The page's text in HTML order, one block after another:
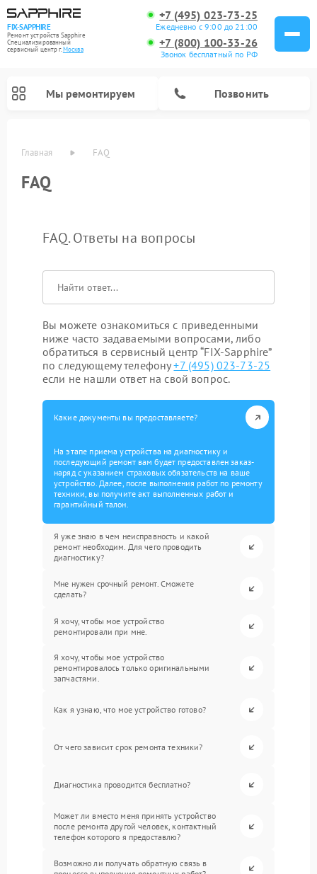
FIX-SAPPHIRE
Ремонт устройств Sapphire
Специализированный
cервисный центр г.Москва
+7 (495) 023-73-25
Ежедневно с 9:00 до 21:00
+7 (800) 100-33-26
Звонок бесплатный по РФ
Мы ремонтируем Позвонить
Главная FAQ
FAQ
FAQ. Ответы на вопросы
Вы можете ознакомиться с приведенными
ниже часто задаваемыми вопросами, либо
обратиться в сервисный центр “FIX-Sapphire”
по следующему телефону+7 (495) 023-73-25
если не нашли ответ на свой вопрос.
Какие документы вы предоставляете?
На этапе приема устройства на диагностику и
последующий ремонт вам будет предоставлен заказ-
наряд с указанием страховых обязательств на ваше
устройство. Далее, после выполнения работ по ремонту
техники, вы получите акт выполненных работ и
гарантийный талон.
Я уже знаю в чем неисправность и какой
ремонт необходим. Для чего проводить
диагностику?
Мне нужен срочный ремонт. Сможете
сделать?
Я хочу, чтобы мое устройство
ремонтировали при мне.
Я хочу, чтобы мое устройство
ремонтировалось только оригинальными
запчастями.
Как я узнаю, что мое устройство готово?
От чего зависит срок ремонта техники?
Диагностика проводится бесплатно?
Может ли вместо меня принять устройство
после ремонта другой человек, контактный
телефон которого я предоставлю?
Возможно ли получать обратную связь в